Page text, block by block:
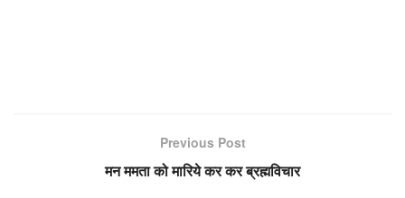
Previous Post
मन ममता को मारिये कर कर ब्रह्मविचार